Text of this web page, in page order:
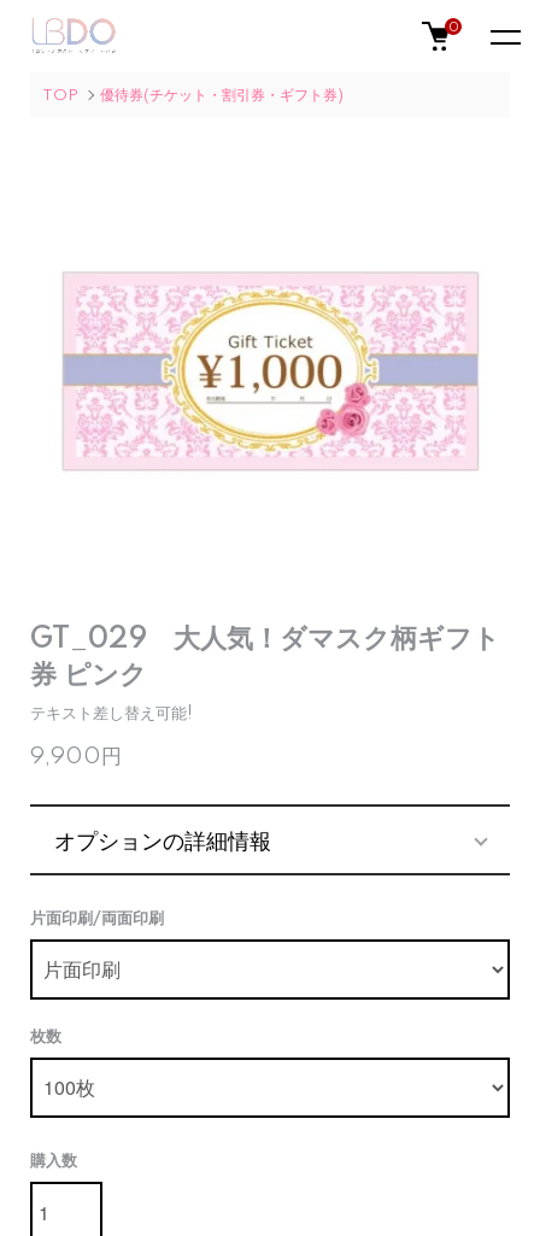
0
TOP 優待券(チケット・割引券・ギフト券)
GT_029 大人気！ダマスク柄ギフト
券 ピンク
テキスト差し替え可能!
9,900円
オプションの詳細情報
片面印刷/両面印刷
枚数
購入数